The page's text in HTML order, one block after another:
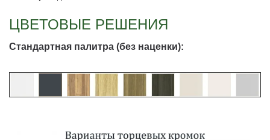
ЦВЕТОВЫЕ РЕШЕНИЯ
Стандартная палитра (без наценки):